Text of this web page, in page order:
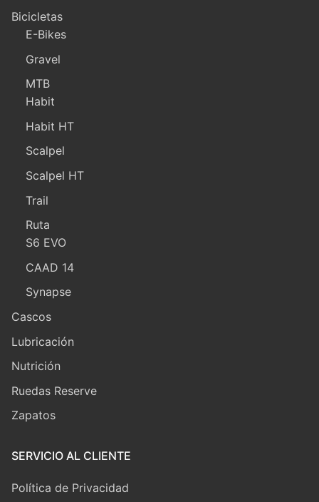
Bicicletas
E-Bikes
Gravel
MTB
Habit
Habit HT
Scalpel
Scalpel HT
Trail
Ruta
S6 EVO
CAAD 14
Synapse
Cascos
Lubricación
Nutrición
Ruedas Reserve
Zapatos
SERVICIO AL CLIENTE
Política de Privacidad